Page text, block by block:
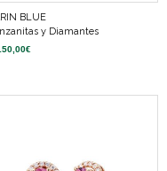
BLUE
y Diamantes
€